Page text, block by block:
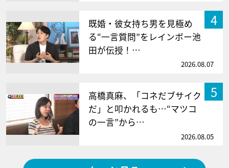
4
既婚・彼女持ち男を見極め
る“一言質問”をレインボー池
田が伝授！…
2026.08.07
5
高橋真麻、「コネだブサイク
だ」と叩かれるも…“マツコ
の一言”から…
2026.08.05